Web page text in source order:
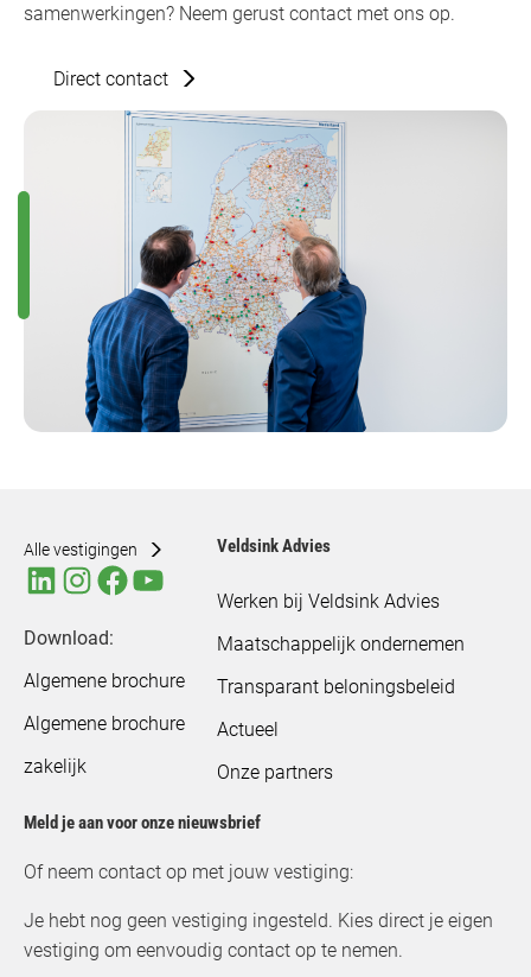
samenwerkingen? Neem gerust contact met ons op.
Direct contact
Alle vestigingen
Download:
Algemene brochure
Algemene brochure
zakelijk
Veldsink Advies
Werken bij Veldsink Advies
Maatschappelijk ondernemen
Transparant beloningsbeleid
Actueel
Onze partners
Meld je aan voor onze nieuwsbrief
Of neem contact op met jouw vestiging:
Je hebt nog geen vestiging ingesteld. Kies direct je eigen
vestiging om eenvoudig contact op te nemen.